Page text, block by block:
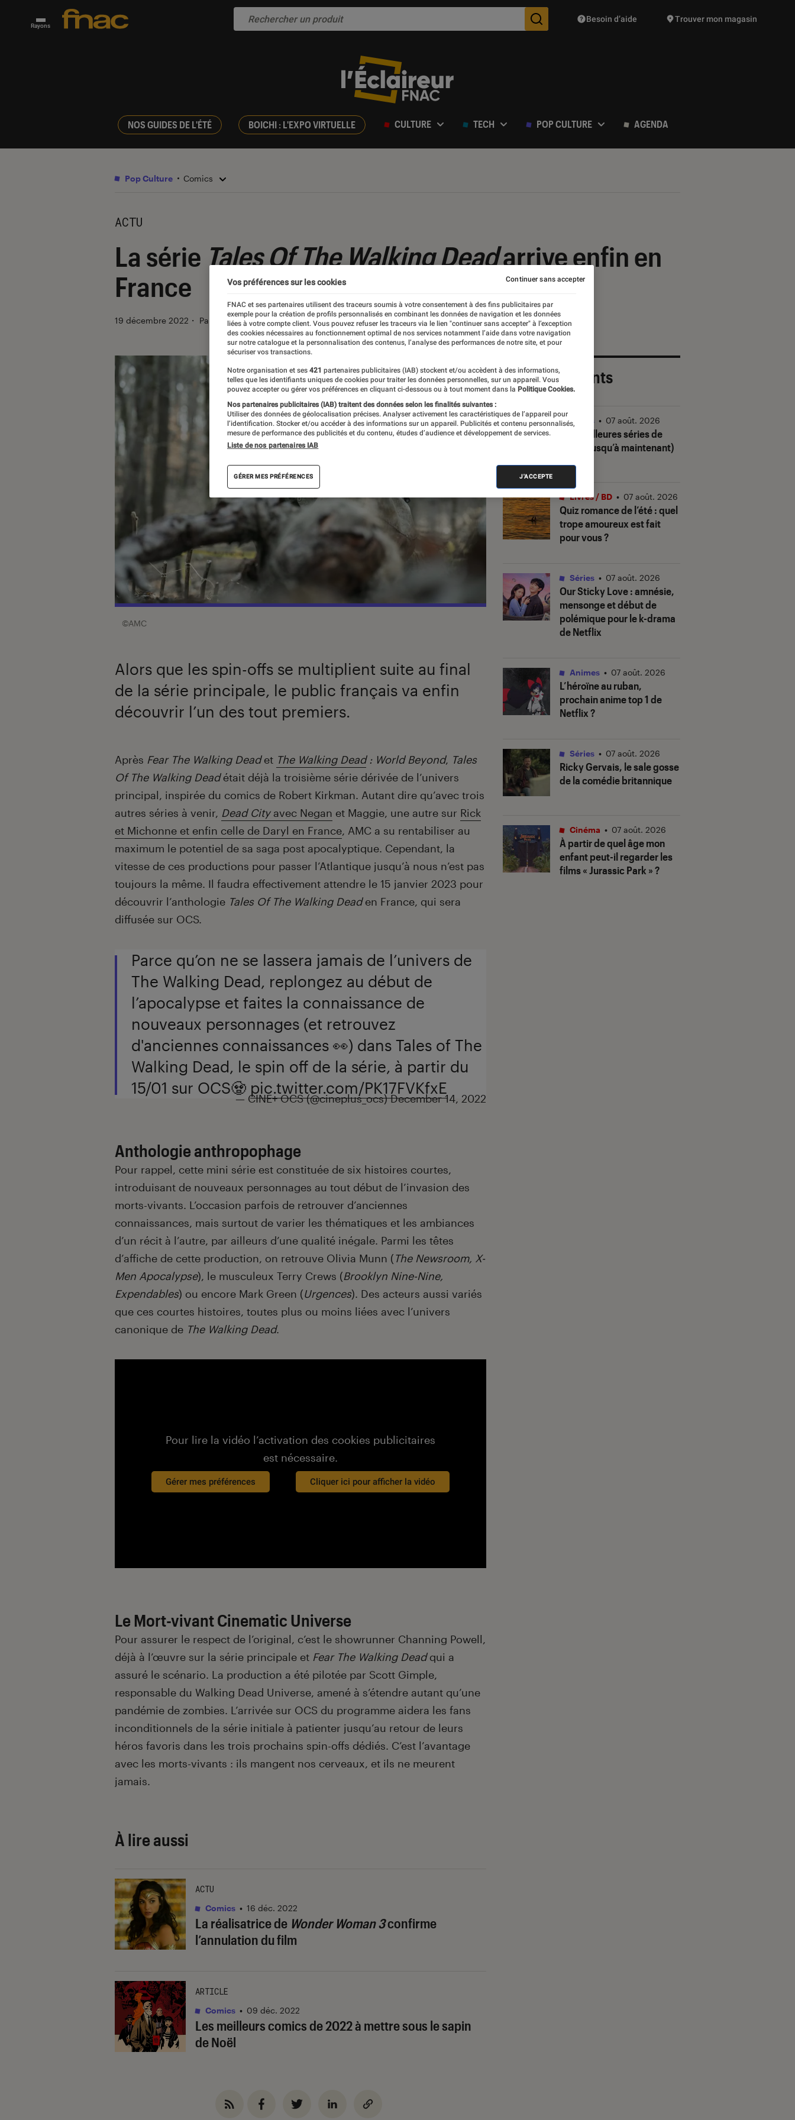
Rayons Des suggestions de produits vont vous être proposées
Besoin d’aide Trouver mon magasin
NOS GUIDES DE L'ÉTÉ BOICHI : L'EXPO VIRTUELLE CULTURE TECH POP CULTURE AGENDA
Pop Culture Comics
ACTU
La série Tales Of The Walking Deadarrive enfin en
France
19 décembre 2022 ・ Par Vincent Oms
©AMC
Alors que les spin-offs se multiplient suite au final
de la série principale, le public français va enfin
découvrir l’un des tout premiers.
Introduction
Après Fear The Walking Deadet The Walking Dead: World Beyond, Tales
Of The Walking Deadétait déjà la troisième série dérivée de l’univers
principal, inspirée du comics de Robert Kirkman. Autant dire qu’avec trois
autres séries à venir, Dead Cityavec Negan et Maggie, une autre sur Rick
et Michonne et enfin celle de Daryl en France, AMC a su rentabiliser au
maximum le potentiel de sa saga post apocalyptique. Cependant, la
vitesse de ces productions pour passer l’Atlantique jusqu’à nous n’est pas
toujours la même. Il faudra effectivement attendre le 15 janvier 2023 pour
découvrir l’anthologie Tales Of The Walking Deaden France, qui sera
diffusée sur OCS.
Parce qu’on ne se lassera jamais de l’univers de
The Walking Dead, replongez au début de
l’apocalypse et faites la connaissance de
nouveaux personnages (et retrouvez
d'anciennes connaissances 👀) dans Tales of The
Walking Dead, le spin off de la série, à partir du
15/01 sur OCS🧟 pic.twitter.com/PK17FVKfxE
— CINE+ OCS (@cineplus_ocs)December 14, 2022
Anthologie anthropophage
Pour rappel, cette mini série est constituée de six histoires courtes,
introduisant de nouveaux personnages au tout début de l’invasion des
morts-vivants. L’occasion parfois de retrouver d’anciennes
connaissances, mais surtout de varier les thématiques et les ambiances
d’un récit à l’autre, par ailleurs d’une qualité inégale. Parmi les têtes
d’affiche de cette production, on retrouve Olivia Munn (The Newsroom, X-
Men Apocalypse), le musculeux Terry Crews (Brooklyn Nine-Nine,
Expendables) ou encore Mark Green (Urgences). Des acteurs aussi variés
que ces courtes histoires, toutes plus ou moins liées avec l’univers
canonique de The Walking Dead.
Pour lire la vidéo l’activation des cookies publicitaires
est nécessaire.
Gérer mes préférences Cliquer ici pour afficher la vidéo
Le Mort-vivant Cinematic Universe
Pour assurer le respect de l’original, c’est le showrunner Channing Powell,
déjà à l’œuvre sur la série principale et Fear The Walking Deadqui a
assuré le scénario. La production a été pilotée par Scott Gimple,
responsable du Walking Dead Universe, amené à s’étendre autant qu’une
pandémie de zombies. L’arrivée sur OCS du programme aidera les fans
inconditionnels de la série initiale à patienter jusqu’au retour de leurs
héros favoris dans les trois prochains spin-offs dédiés. C’est l’avantage
avec les morts-vivants : ils mangent nos cerveaux, et ils ne meurent
jamais.
À lire aussi
La réalisatrice de Wonder Woman 3confirme
l’annulation du film
ACTU
Comics • 16 déc. 2022
Les meilleurs comics de 2022 à mettre sous le sapin
de Noël
ARTICLE
Comics • 09 déc. 2022
Les plus récents
Les meilleures séries de
2026 (jusqu’à maintenant)
Séries • 07 août. 2026
Quiz romance de l’été : quel
trope amoureux est fait
pour vous ?
Livres / BD • 07 août. 2026
Our Sticky Love: amnésie,
mensonge et début de
polémique pour le k-drama
de Netflix
Séries • 07 août. 2026
L’héroïne au ruban,
prochain anime top 1 de
Netflix ?
Animes • 07 août. 2026
Ricky Gervais, le sale gosse
de la comédie britannique
Séries • 07 août. 2026
À partir de quel âge mon
enfant peut-il regarder les
films « Jurassic Park » ?
Cinéma • 07 août. 2026
Vos préférences sur les cookies
FNAC et ses partenaires utilisent des traceurs soumis à votre consentement à des fins publicitaires par
exemple pour la création de profils personnalisés en combinant les données de navigation et les données
liées à votre compte client. Vous pouvez refuser les traceurs via le lien "continuer sans accepter" à l’exception
des cookies nécessaires au fonctionnement optimal de nos services notamment l’aide dans votre navigation
sur notre catalogue et la personnalisation des contenus, l’analyse des performances de notre site, et pour
sécuriser vos transactions.
Notre organisation et ses 421 partenaires publicitaires (IAB) stockent et/ou accèdent à des informations,
telles que les identifiants uniques de cookies pour traiter les données personnelles, sur un appareil. Vous
pouvez accepter ou gérer vos préférences en cliquant ci-dessous ou à tout moment dans la Politique Cookies.
Nos partenaires publicitaires (IAB) traitent des données selon les finalités suivantes :
Utiliser des données de géolocalisation précises. Analyser activement les caractéristiques de l’appareil pour
l’identification. Stocker et/ou accéder à des informations sur un appareil. Publicités et contenu personnalisés,
mesure de performance des publicités et du contenu, études d’audience et développement de services.
Liste de nos partenaires IAB
GÉRER MES PRÉFÉRENCES J'ACCEPTE
Continuer sans accepter